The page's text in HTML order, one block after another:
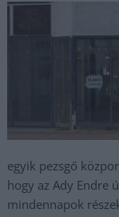
egyik pezsgő
hogy az Ady Endre
mindennapok